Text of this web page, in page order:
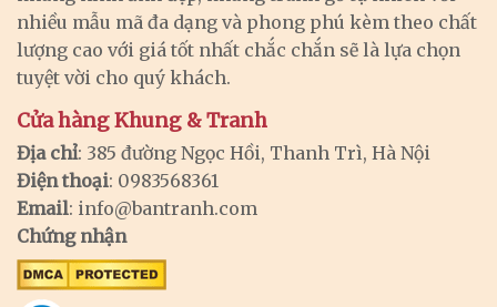
nhiều mẫu mã đa dạng và phong phú kèm theo chất
lượng cao với giá tốt nhất chắc chắn sẽ là lựa chọn
tuyệt vời cho quý khách.
Cửa hàng Khung & Tranh
Địa chỉ: 385 đường Ngọc Hồi, Thanh Trì, Hà Nội
Điện thoại: 0983568361
Email: info@bantranh.com
Chứng nhận